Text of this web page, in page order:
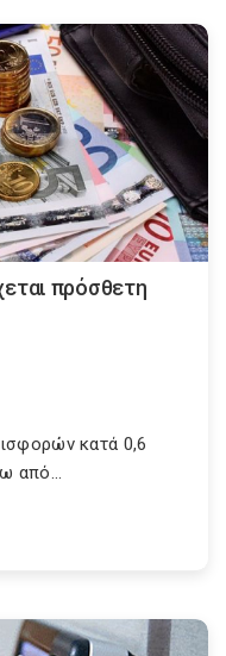
πρόσθετη
κατά 0,6
από...